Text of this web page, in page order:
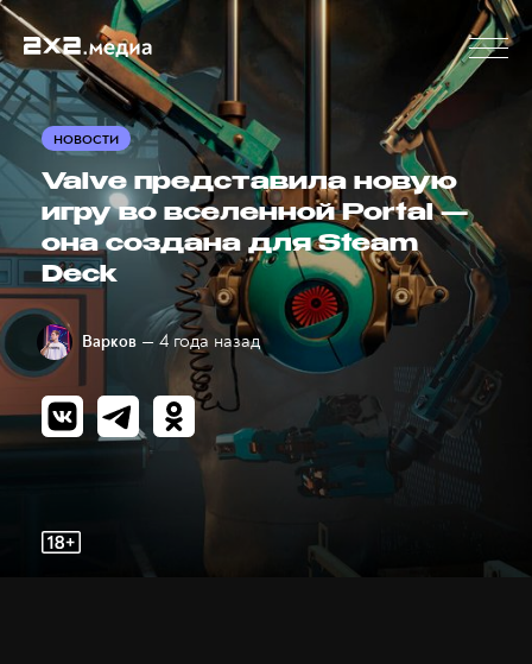
НОВОСТИ
Valve представила новую
игру во вселенной Portal —
она создана для Steam
Deck
Варков — 4 года назад